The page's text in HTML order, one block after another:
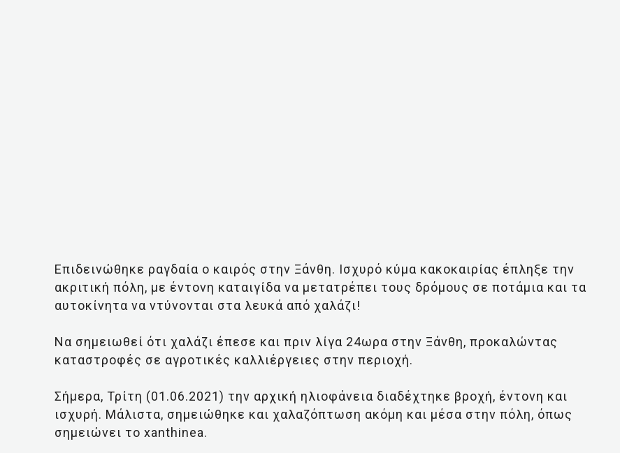
Επιδεινώθηκε ραγδαία ο καιρός στην Ξάνθη. Ισχυρό κύμα κακοκαιρίας έπληξε την
ακριτική πόλη, με έντονη καταιγίδα να μετατρέπει τους δρόμους σε ποτάμια και τα
αυτοκίνητα να ντύνονται στα λευκά από χαλάζι!
Να σημειωθεί ότι χαλάζι έπεσε και πριν λίγα 24ωρα στην Ξάνθη, προκαλώντας
καταστροφές σε αγροτικές καλλιέργειες στην περιοχή.
Σήμερα, Τρίτη (01.06.2021) την αρχική ηλιοφάνεια διαδέχτηκε βροχή, έντονη και
ισχυρή. Μάλιστα, σημειώθηκε και χαλαζόπτωση ακόμη και μέσα στην πόλη, όπως
σημειώνει το xanthinea.